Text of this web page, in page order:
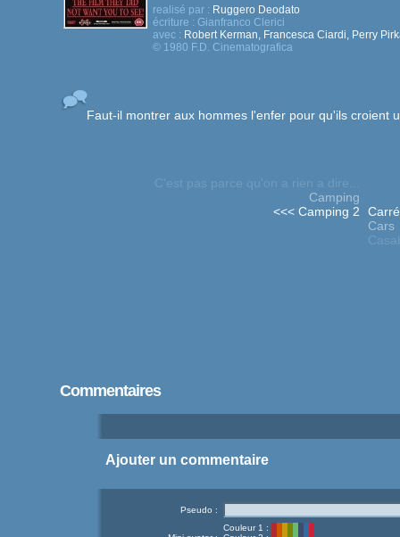
realisé par : Ruggero Deodato
écriture : Gianfranco Clerici
avec : Robert Kerman, Francesca Ciardi, Perry
© 1980 F.D. Cinematografica
Faut-il montrer aux hommes l'enfer pour qu'ils croient
C'est pas parce qu'on a rien a dire...
Camping
<<< Camping 2
Cars
Commentaires
Ajouter un commentaire
Pseudo :
Couleur 1 :